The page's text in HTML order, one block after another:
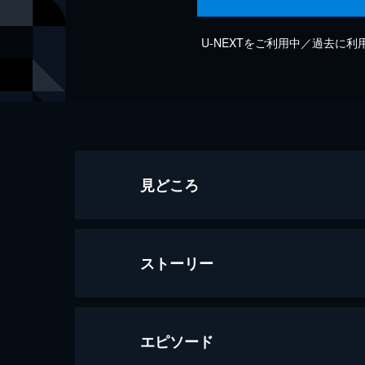
U-NEXTをご利用中／過去に利
見どころ
ストーリー
エピソード